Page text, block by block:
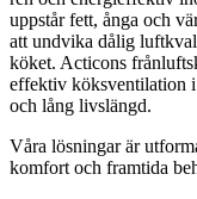
uppstår fett, ånga och
att undvika dålig
köket. Acticons
effektiv köksventilation i
och lång livslängd.
Våra lösningar är
komfort och framtida